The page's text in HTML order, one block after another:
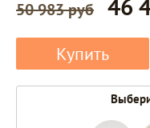
50 983 руб 46
Купить